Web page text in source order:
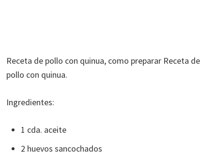
Receta de pollo con quinua, como preparar Receta de
pollo con quinua.
Ingredientes:
1 cda. aceite
2 huevos sancochados